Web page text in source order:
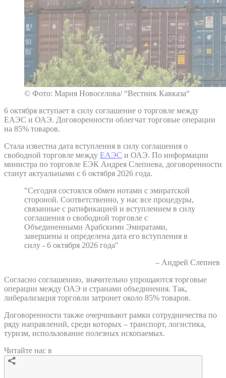
© Фото: Мария Новоселова/ “Вестник Кавказа“
6 октября вступает в силу соглашение о торговле между
ЕАЭС и ОАЭ. Договоренности облегчат торговые операции
на 85% товаров.
Стала известна дата вступления в силу соглашения о
свободной торговле между ЕАЭС и ОАЭ. По информации
министра по торговле ЕЭК Андрея Слепнева, договоренности
станут актуальными с 6 октября 2026 года.
"Сегодня состоялся обмен нотами с эмиратской
стороной. Соответственно, у нас все процедуры,
связанные с ратификацией и вступлением в силу
соглашения о свободной торговле с
Объединенными Арабскими Эмиратами,
завершены и определена дата его вступления в
силу - 6 октября 2026 года"
– Андрей Слепнев
Согласно соглашению, значительно упрощаются торговые
операции между ОАЭ и странами объединения. Так,
либерализация торговли затронет около 85% товаров.
Договоренности также очерчивают рамки сотрудничества по
ряду направлений, среди которых – транспорт, логистика,
туризм, использование полезных ископаемых.
Читайте нас в